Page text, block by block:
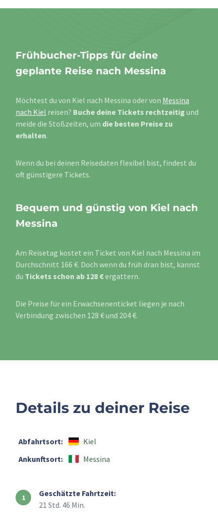
Frühbucher-Tipps für deine
geplante Reise nach Messina
Möchtest du von Kiel nach Messina oder von Messina
nach Kiel reisen? Buche deine Tickets rechtzeitig und
meide die Stoßzeiten, um die besten Preise zu
erhalten.
Wenn du bei deinen Reisedaten flexibel bist, findest du
oft günstigere Tickets.
Bequem und günstig von Kiel nach
Messina
Am Reisetag kostet ein Ticket von Kiel nach Messina im
Durchschnitt 166 €. Doch wenn du früh dran bist, kannst
du Tickets schon ab 128 €ergattern.
Die Preise für ein Erwachsenenticket liegen je nach
Verbindung zwischen 128 € und 204 €.
Details zu deiner Reise
Abfahrtsort:
Kiel
Ankunftsort:
Messina
Geschätzte Fahrtzeit:
21 Std. 46 Min.